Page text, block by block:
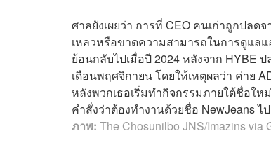
ศาลยังเผยว่า การที่ CEO คนเก่าถูกปลด
เหลวหรือขาดความสามารถในการดูแลแ
ย้อนกลับไปเมื่อปี 2024 หลังจาก HYBE
เดือนพฤศจิกายน โดยให้เหตุผลว่า ค่าย
หลังพวกเธอเริ่มทำกิจกรรมภายใต้ชื่อใ
คำสั่งว่าต้องทำงานด้วยชื่อ NewJeans
ภาพ: The Chosunilbo JNS/Imazins via